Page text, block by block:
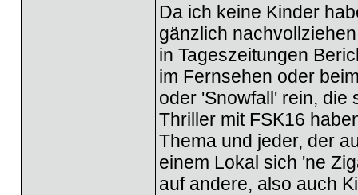
Da ich keine Kinder
gänzlich
in Tageszeitungen
im Fernsehen oder
oder 'Snowfall' rein, die
Thriller mit FSK16
Thema und jeder, der
einem Lokal sich 'ne
auf andere, also auch